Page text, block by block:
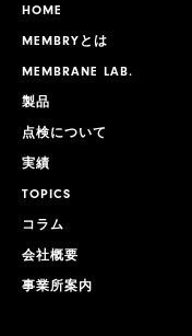
HOME
MEMBRYとは
MEMBRANE LAB.
製品
点検について
実績
TOPICS
コラム
会社概要
事業所案内